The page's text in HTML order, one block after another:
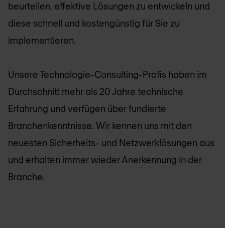
beurteilen, effektive Lösungen zu entwickeln und
diese schnell und kostengünstig für Sie zu
implementieren.
Unsere Technologie-Consulting-Profis haben im
Durchschnitt mehr als 20 Jahre technische
Erfahrung und verfügen über fundierte
Branchenkenntnisse. Wir kennen uns mit den
neuesten Sicherheits- und Netzwerklösungen aus
und erhalten immer wieder Anerkennung in der
Branche.